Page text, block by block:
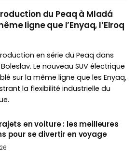
du Peaq à Mladá
ligne que l’Enyaq, l’Elroq
en série du Peaq dans
Le nouveau SUV électrique
sur la même ligne que les Enyaq,
la flexibilité industrielle du
en voiture : les meilleures
pour se divertir en voyage